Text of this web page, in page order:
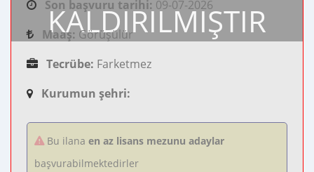
KALDIRILMIŞTIR
Son başvuru tarihi: 09-07-2026
Maaş: Görüşülür
Tecrübe: Farketmez
Kurumun şehri:
Bu ilana en az lisans mezunu adaylar
başvurabilmektedirler